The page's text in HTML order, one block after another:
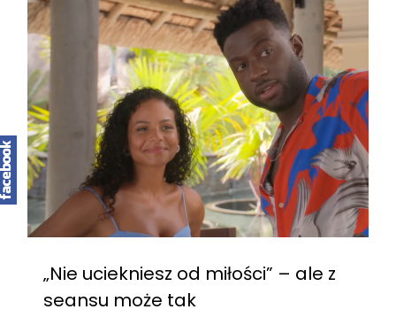
„Nie uciekniesz od miłości” – ale z
seansu może tak